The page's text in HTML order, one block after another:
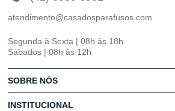
atendimento@casadosparafusos.com
Segunda à Sexta | 08h às 18h
Sábados | 08h às 12h
SOBRE NÓS
INSTITUCIONAL